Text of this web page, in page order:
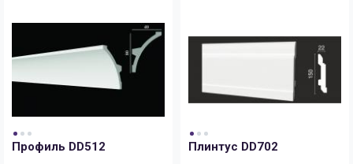
Профиль DD512 Плинтус DD702